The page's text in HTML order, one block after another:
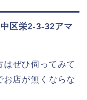
区栄2-3-32アマ
はぜひ伺ってみて
お店が無くならな